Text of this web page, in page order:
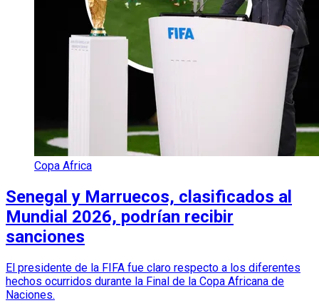
Copa Africa
Senegal y Marruecos, clasificados al
Mundial 2026, podrían recibir
sanciones
El presidente de la FIFA fue claro respecto a los diferentes
hechos ocurridos durante la Final de la Copa Africana de
Naciones.